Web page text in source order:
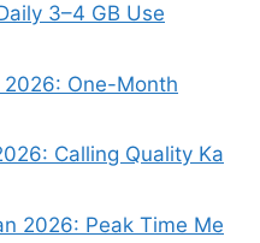
3–4 GB Use
One-Month
Calling Quality Ka
2026: Peak Time Me